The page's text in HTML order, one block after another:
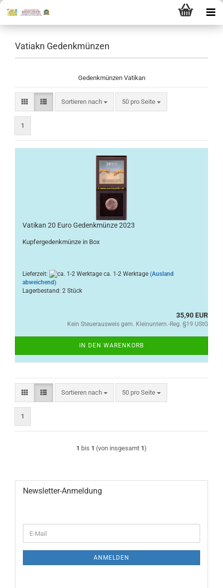
Vatiakn Gedenkmünzen
Gedenkmünzen Vatikan
Sortieren nach
Sortieren nach 50 pro Seite
pro Seite
1
Vatikan 20 Euro Gedenkmünze 2023
Kupfergedenkmünze in Box
Lieferzeit: ca. 1-2 Werktage (Ausland
abweichend)
Lagerbestand: 2 Stück
35,90 EUR
Kein Steuerausweis gem. Kleinuntern.-Reg. §19 UStG
IN DEN WARENKORB
Sortieren nach
Sortieren nach 50 pro Seite
pro Seite
1
1 bis 1 (von insgesamt 1)
Newsletter-Anmeldung
ZUR
E-
Mail
ANMELDEN